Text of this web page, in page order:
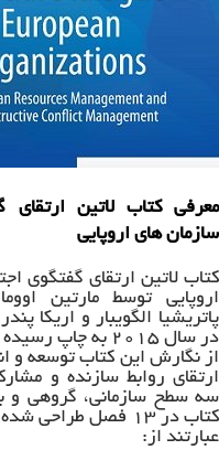
معرفی کتاب لاتین ارتقای
سازمان های اروپایی
کتاب لاتین ارتقای گفتگوی
اروپایی توسط مارتین
پاتریشیا الگویبار و اریکا
در سال ۲۰۱۵ به
از نگارش این کتاب توسعه و
ارتقای روابط سازنده و
سه سطح سازمانی، گروهی
کتاب در ۱۳ فصل
عبارتند از: